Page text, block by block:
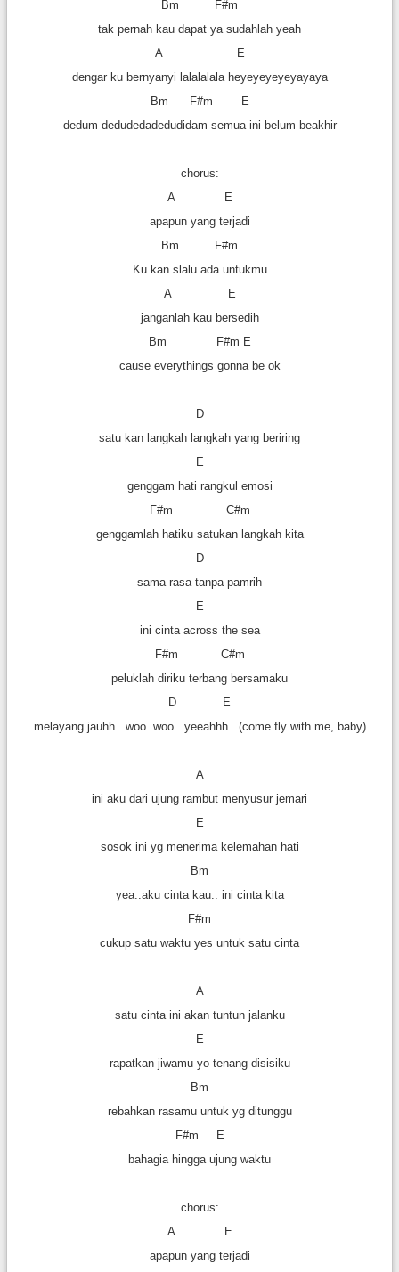
Bm F#m
tak pernah kau dapat ya sudahlah yeah
A E
dengar ku bernyanyi lalalalala heyeyeyeyeyayaya
Bm F#m E
dedum dedudedadedudidam semua ini belum beakhir
chorus:
A E
apapun yang terjadi
Bm F#m
Ku kan slalu ada untukmu
A E
janganlah kau bersedih
Bm F#m E
cause everythings gonna be ok
D
satu kan langkah langkah yang beriring
E
genggam hati rangkul emosi
F#m C#m
genggamlah hatiku satukan langkah kita
D
sama rasa tanpa pamrih
E
ini cinta across the sea
F#m C#m
peluklah diriku terbang bersamaku
D E
melayang jauhh.. woo..woo.. yeeahhh.. (come fly with me, baby)
A
ini aku dari ujung rambut menyusur jemari
E
sosok ini yg menerima kelemahan hati
Bm
yea..aku cinta kau.. ini cinta kita
F#m
cukup satu waktu yes untuk satu cinta
A
satu cinta ini akan tuntun jalanku
E
rapatkan jiwamu yo tenang disisiku
Bm
rebahkan rasamu untuk yg ditunggu
F#m E
bahagia hingga ujung waktu
chorus:
A E
apapun yang terjadi